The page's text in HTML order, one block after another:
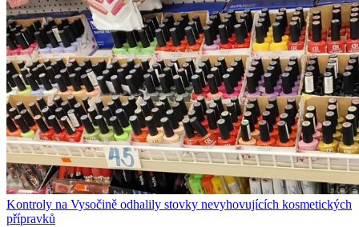
Kontroly na Vysočině odhalily stovky nevyhovujících kosmetických
přípravků